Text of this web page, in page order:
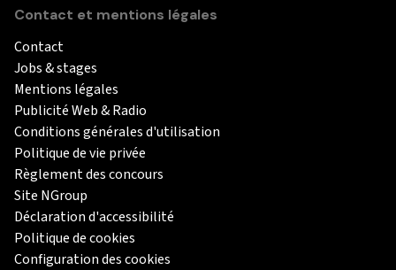
Contact et mentions légales
Contact
Jobs & stages
Mentions légales
Publicité Web & Radio
Conditions générales d'utilisation
Politique de vie privée
Règlement des concours
Site NGroup
Déclaration d'accessibilité
Politique de cookies
Configuration des cookies